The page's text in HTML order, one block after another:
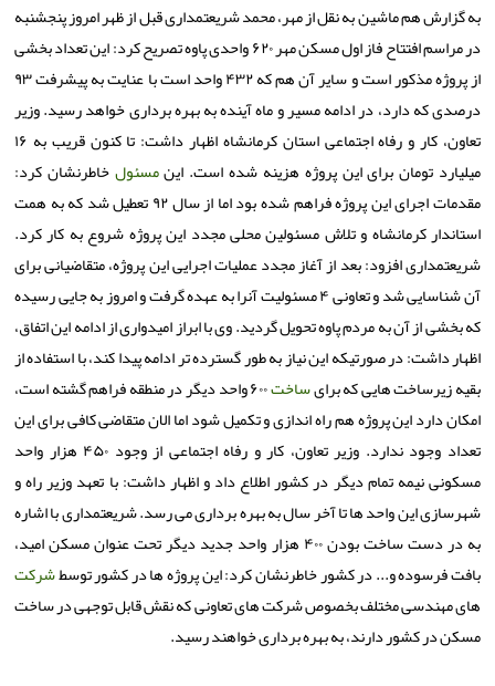
به گزارش هم ماشین به نقل از مهر، محمد شریعتمداری قبل از ظهر امروز پنجشنبه
در مراسم افتتاح فاز اول مسكن مهر ۶۲۰ واحدی پاوه تصریح كرد: این تعداد بخشی
از پروژه مذكور است و سایر آن هم كه ۴۳۲ واحد است با عنایت به پیشرفت ۹۳
درصدی كه دارد، در ادامه مسیر و ماه آینده به بهره برداری خواهد رسید. وزیر
تعاون، كار و رفاه اجتماعی استان كرمانشاه اظهار داشت: تا كنون قریب به ۱۶
میلیارد تومان برای این پروژه هزینه شده است. اینمسئولخاطرنشان كرد:
مقدمات اجرای این پروژه فراهم شده بود اما از سال ۹۲ تعطیل شد كه به همت
استاندار كرمانشاه و تلاش مسئولین محلی مجدد این پروژه شروع به كار كرد.
شریعتمداری افزود: بعد از آغاز مجدد عملیات اجرایی این پروژه، متقاضیانی برای
آن شناسایی شد و تعاونی ۴ مسئولیت آنرا به عهده گرفت و امروز به جایی رسیده
كه بخشی از آن به مردم پاوه تحویل گردید. وی با ابراز امیدواری از ادامه این اتفاق،
اظهار داشت: در صورتیكه این نیاز به طور گسترده تر ادامه پیدا كند، با استفاده از
بقیه زیرساخت هایی كه برایساخت
۶۰۰ واحد دیگر در منطقه فراهم گشته است،
امكان دارد این پروژه هم راه اندازی و تكمیل شود اما الان متقاضی كافی برای این
تعداد وجود ندارد. وزیر تعاون، كار و رفاه اجتماعی از وجود ۴۵۰ هزار واحد
مسكونی نیمه تمام دیگر در كشور اطلاع داد و اظهار داشت: با تعهد وزیر راه و
شهرسازی این واحد ها تا آخر سال به بهره برداری می رسد. شریعتمداری با اشاره
به در دست ساخت بودن ۴۰۰ هزار واحد جدید دیگر تحت عنوان مسكن امید،
بافت فرسوده و... در كشور خاطرنشان كرد: این پروژه ها در كشور توسطشركت
های مهندسی مختلف بخصوص شركت های تعاونی كه نقش قابل توجهی در ساخت
مسكن در كشور دارند، به بهره برداری خواهند رسید.